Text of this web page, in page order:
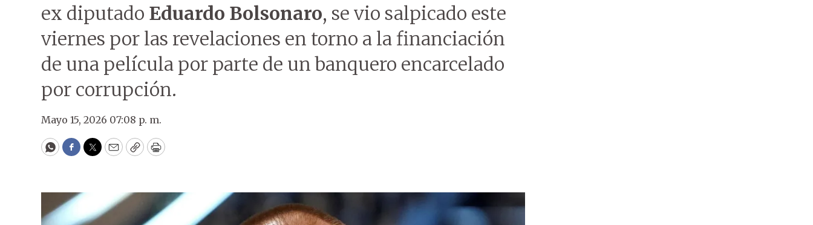
ex diputado Eduardo Bolsonaro, se vio salpicado este
viernes por las revelaciones en torno a la financiación
de una película por parte de un banquero encarcelado
por corrupción.
Mayo 15, 2026 07:08 p. m.
WhatsApp
Facebook
Twitter
EmailCopyPrint